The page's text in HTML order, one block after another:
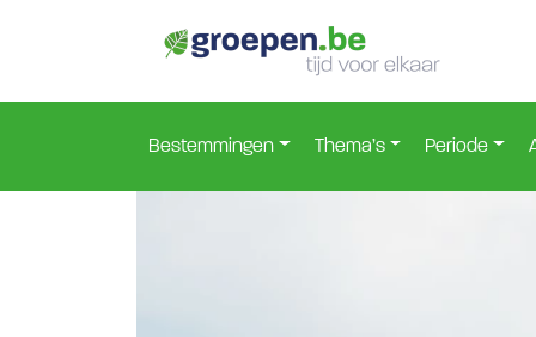
Bestemmingen Thema’s Periode